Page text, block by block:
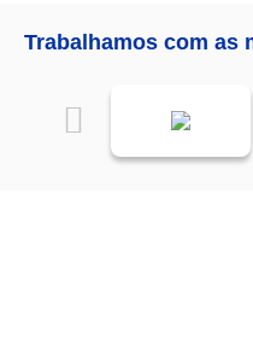
Trabalhamos com as